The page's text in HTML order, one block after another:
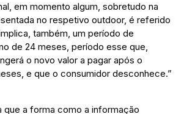
em momento algum, sobretudo na
no respetivo outdoor, é referido
também, um período de
de 24 meses, período esse que,
o novo valor a pagar após o
e que o consumidor desconhece.”
que a forma como a informação